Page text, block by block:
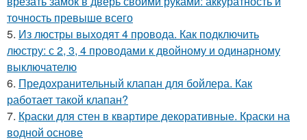
точность превыше всего
5. Из люстры выходят 4 провода. Как подключить
люстру: с 2, 3, 4 проводами к двойному и одинарному
выключателю
6. Предохранительный клапан для бойлера. Как
работает такой клапан?
7. Краски для стен в квартире декоративные. Краски на
водной основе